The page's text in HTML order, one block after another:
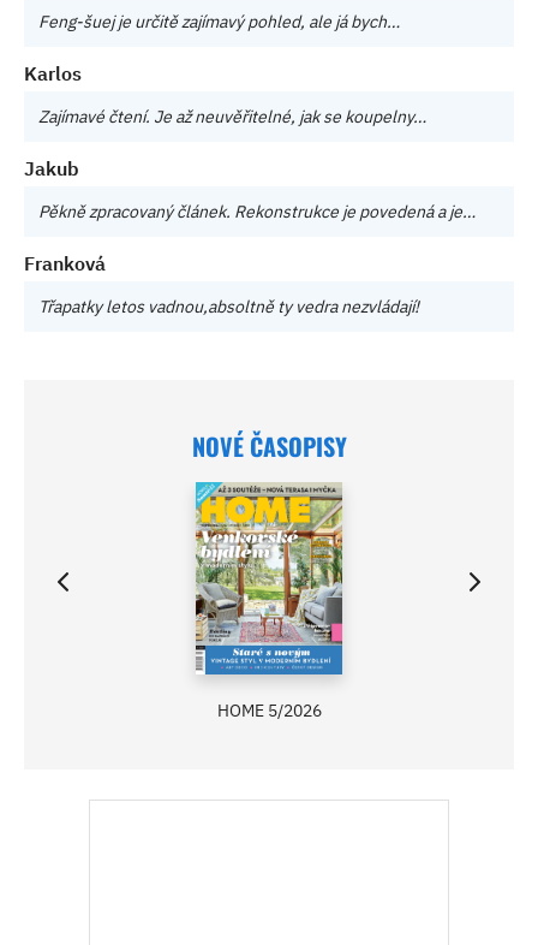
Feng-šuej je určitě zajímavý pohled, ale já bych…
Karlos
Zajímavé čtení. Je až neuvěřitelné, jak se koupelny…
Jakub
Pěkně zpracovaný článek. Rekonstrukce je povedená a je…
Franková
Třapatky letos vadnou,absoltně ty vedra nezvládají!
NOVÉ ČASOPISY
HOME 5/2026